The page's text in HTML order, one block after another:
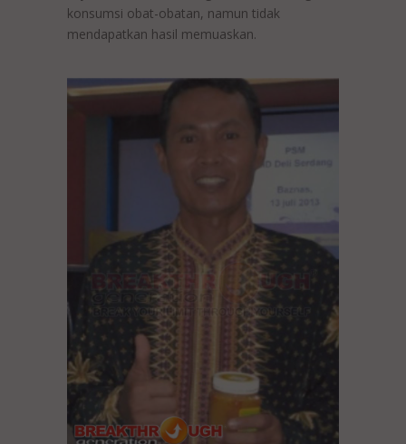
konsumsi obat-obatan, namun tidak
mendapatkan hasil memuaskan.